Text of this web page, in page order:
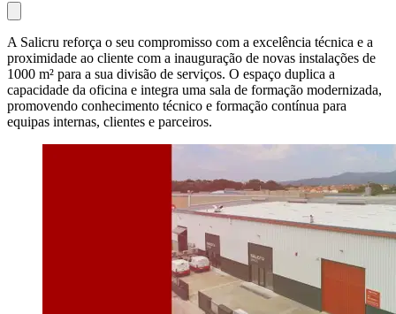
A Salicru reforça o seu compromisso com a excelência técnica e a
proximidade ao cliente com a inauguração de novas instalações de
1000 m² para a sua divisão de serviços. O espaço duplica a
capacidade da oficina e integra uma sala de formação modernizada,
promovendo conhecimento técnico e formação contínua para
equipas internas, clientes e parceiros.